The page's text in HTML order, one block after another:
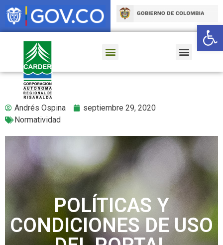
Andrés Ospina
septiembre 29, 2020
Normatividad
POLÍTICAS Y
CONDICIONES DE USO